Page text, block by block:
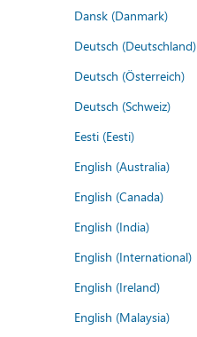
Dansk (Danmark)
Deutsch (Deutschland)
Deutsch (Österreich)
Deutsch (Schweiz)
Eesti (Eesti)
English (Australia)
English (Canada)
English (India)
English (International)
English (Ireland)
English (Malaysia)